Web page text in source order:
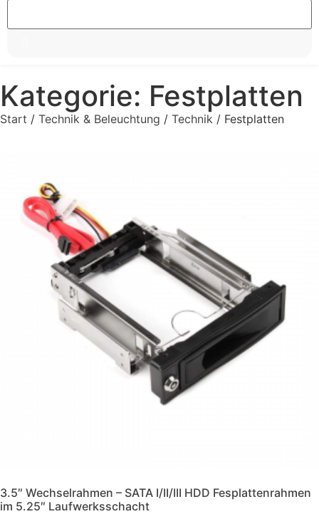
Kategorie: Festplatten
Start / Technik & Beleuchtung / Technik / Festplatten
3.5″ Wechselrahmen – SATA I/II/III HDD Fesplattenrahmen
im 5.25″ Laufwerksschacht